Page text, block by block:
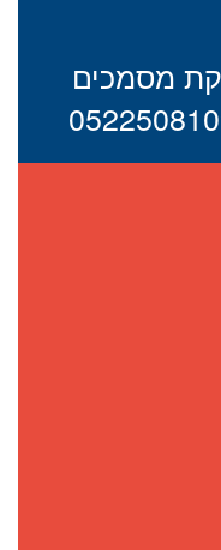
מסמכים